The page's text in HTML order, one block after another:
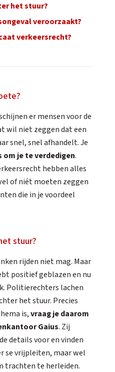
het stuur?
veroorzaakt?
verkeersrecht?
er mensen voor de
wil niet zeggen dat een
snel, snel afhandelt. Je
om je te verdedigen.
hebben alles
of niét moeten zeggen
die in je voordeel
stuur?
rijden niet mag. Maar
positief geblazen en nu
Politierechters lachen
het stuur. Precies
is,vraag je daarom
Gaius. Zij
details voor en vinden
se vrijpleiten, maar wel
trachten te herleiden.